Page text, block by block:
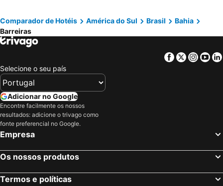
Comparador de Hotéis América do Sul Brasil
Bahia
Barreiras
Facebook
Twitter
Selecione o seu país
Adicionar no Google
Encontre facilmente os nossos
resultados: adicione o trivago como
fonte preferencial no Google.
Empresa
Os nossos produtos
Termos e políticas